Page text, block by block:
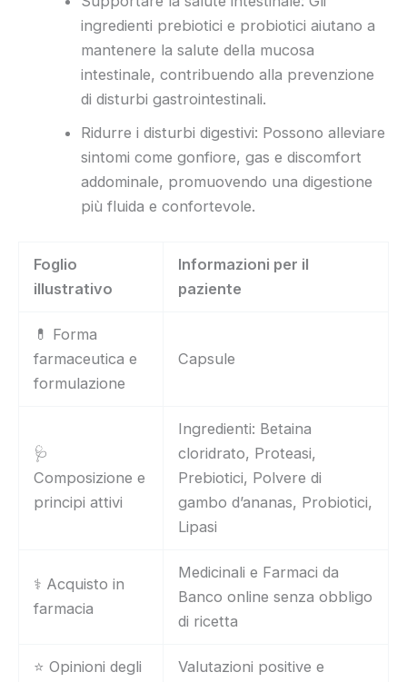
ingredienti prebiotici e probiotici aiutano a
mantenere la salute della mucosa
intestinale, contribuendo alla prevenzione
di disturbi gastrointestinali.
Ridurre i disturbi digestivi: Possono alleviare
sintomi come gonfiore, gas e discomfort
addominale, promuovendo una digestione
più fluida e confortevole.
Foglio
illustrativo
Informazioni per il
paziente
💊 Forma
farmaceutica e
formulazione
Capsule
🩺
Composizione e
principi attivi
Ingredienti: Betaina
cloridrato, Proteasi,
Prebiotici, Polvere di
gambo d’ananas, Probiotici,
Lipasi
⚕️ Acquisto in
farmacia
Medicinali e Farmaci da
Banco online senza obbligo
di ricetta
⭐ Opinioni degli
Valutazioni positive e